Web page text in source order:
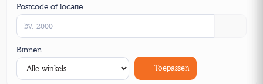
Postcode of locatie
Binnen
Toepassen